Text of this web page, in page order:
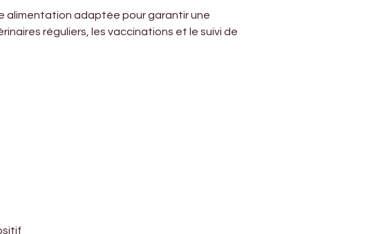
alimentation adaptée pour garantir une
réguliers, les vaccinations et le suivi de